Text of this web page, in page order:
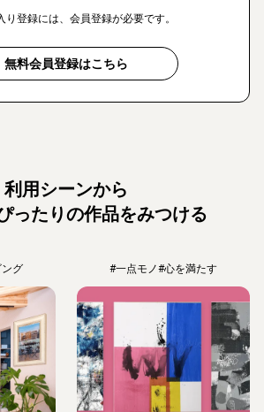
り登録には、会員登録が必要です。
無料会員登録はこちら
利用シーンから
ったりの作品をみつける
グ #一点モノ#心を満たす